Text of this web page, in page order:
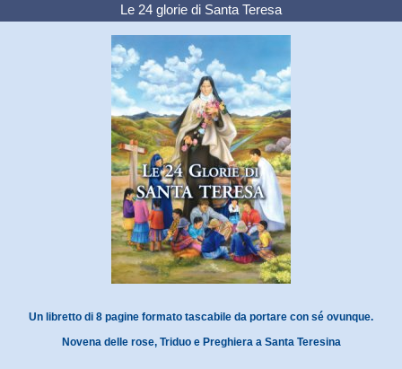
Le 24 glorie di Santa Teresa
Un libretto di 8 pagine formato tascabile da portare con sé ovunque.
Novena delle rose, Triduo e Preghiera a Santa Teresina